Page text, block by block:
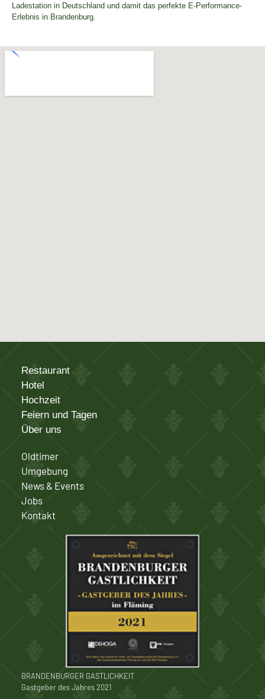
Ladestation in Deutschland und damit das perfekte E-Performance-
Erlebnis in Brandenburg.
Restaurant
Hotel
Hochzeit
Feiern und Tagen
Über uns
Oldtimer
Umgebung
News & Events
Jobs
Kontakt
BRANDENBURGER GASTLICHKEIT
Gastgeber des Jahres 2021